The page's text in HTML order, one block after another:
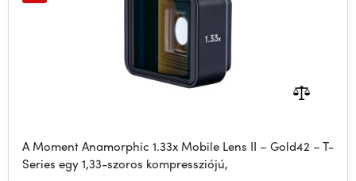
A Moment Anamorphic 1.33x Mobile Lens II – Gold42 – T-
Series egy 1,33-szoros kompressziójú,